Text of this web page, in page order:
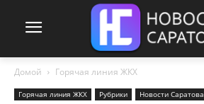
Домой Горячая линия ЖКХ
Горячая линия ЖКХ Рубрики Новости Саратова